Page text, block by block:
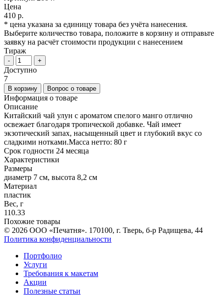
Цена
410 р.
* цена указана за единицу товара без учёта нанесения.
Выберите количество товара, положите в корзину и отправьте
заявку на расчёт стоимости продукции с нанесением
Тираж
- +
Доступно
7
В корзину Вопрос о товаре
Информация о товаре
Описание
Китайский чай улун с ароматом спелого манго отлично
освежает благодаря тропической добавке. Чай имеет
экзотический запах, насыщенный цвет и глубокий вкус со
сладкими нотками.Масса нетто: 80 г
Срок годности 24 месяца
Характеристики
Размеры
диаметр 7 см, высота 8,2 см
Материал
пластик
Вес, г
110.33
Похожие товары
© 2026 ООО «Печатня». 170100, г. Тверь, б-р Радищева, 44
Политика конфиденциальности
Портфолио
Услуги
Требования к макетам
Акции
Полезные статьи